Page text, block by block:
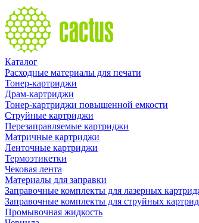
Каталог
Расходные материалы для печати
Тонер-картриджи
Драм-картриджи
Тонер-картриджи повышенной емкости
Струйные картриджи
Перезаправляемые картриджи
Матричные картриджи
Ленточные картриджи
Термоэтикетки
Чековая лента
Материалы для заправки
Заправочные комплекты для лазерных
Заправочные комплекты для струйных
Промывочная жидкость